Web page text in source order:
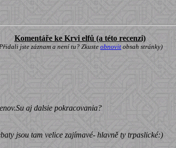
Komentáře ke Krvi elfů (a této recenzi)
jste záznam a není tu? Zkusteobnovit obsah stránky)
aj dalsie pokracovania?
jsou tam velice zajímavé- hlavně ty trpaslické:)